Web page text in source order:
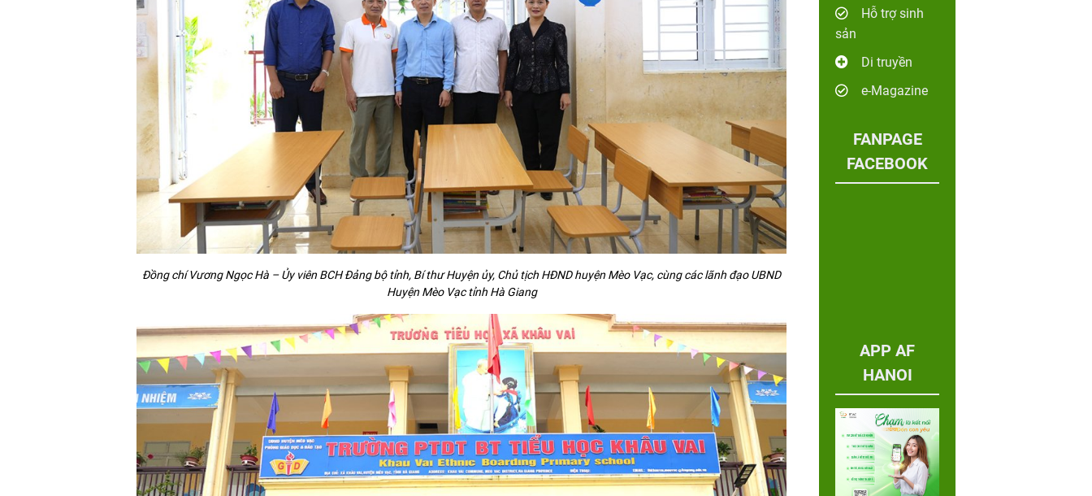
Đồng chí Vương Ngọc Hà – Ủy viên BCH Đảng bộ tỉnh, Bí thư Huyện ủy, Chủ tịch HĐND huyện Mèo Vạc, cùng các lãnh đạo UBND
Huyện Mèo Vạc tỉnh Hà Giang
Hỗ trợ sinh
sản
Di truyền
e-Magazine
FANPAGE
FACEBOOK
APP AF
HANOI